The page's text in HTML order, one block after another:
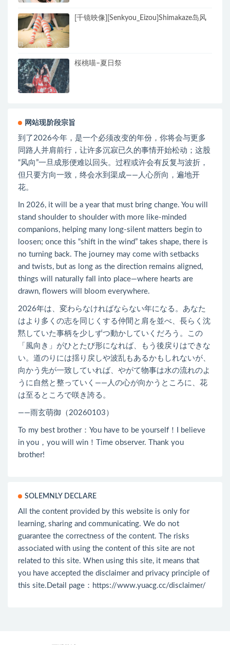
[千镜映像][Senkyou_Eizou]Shimakaze岛风
桜桃喵–夏日祭
网站现阶段宗旨
到了2026今年，是一个必须改变的年份，你将会与更多
同路人并肩前行，让许多沉寂已久的事情开始松动；这股
“风向”一旦成形便难以回头。过程或许会有反复与波折，
但只要方向一致，终会水到渠成——人心所向，遍地开
花。
In 2026, it will be a year that must bring change. You will
stand shoulder to shoulder with more like-minded
companions, helping many long-silent matters begin to
loosen; once this “shift in the wind” takes shape, there is
no turning back. The journey may come with setbacks
and twists, but as long as the direction remains aligned,
things will naturally fall into place—where hearts are
drawn, flowers will bloom everywhere.
2026年は、変わらなければならない年になる。あなた
はより多くの志を同じくする仲間と肩を並べ、長らく沈
黙していた事柄を少しずつ動かしていくだろう。この
「風向き」がひとたび形になれば、もう後戻りはできな
い。道のりには揺り戻しや波乱もあるかもしれないが、
向かう先が一致していれば、やがて物事は水の流れのよ
うに自然と整っていく――人の心が向かうところに、花
は至るところで咲き誇る。
——雨玄萌御（20260103）
To my best brother：You have to be yourself！I believe
in you，you will win！Time observer. Thank you
brother!
SOLEMNLY DECLARE
All the content provided by this website is only for
learning, sharing and communicating. We do not
guarantee the correctness of the content. The risks
associated with using the content of this site are not
related to this site. When using this site, it means that
you have accepted the disclaimer and privacy principle of
this site.Detail page： https://www.yuacg.cc/disclaimer/